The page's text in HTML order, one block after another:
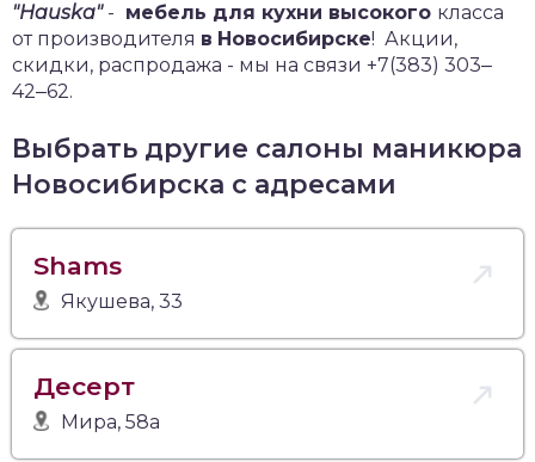
"Hauska"- мебель для кухни высокого класса
от производителя в Новосибирске! Акции,
скидки, распродажа - мы на связи +7(383) 303‒
42‒62.
Выбрать другие салоны маникюра
Новосибирска с адресами
Shams
Якушева, 33
Десерт
Мира, 58а